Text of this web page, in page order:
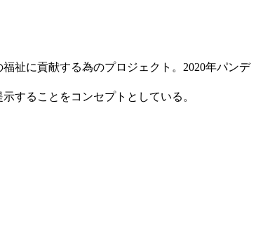
祉に貢献する為のプロジェクト。2020年パンデ
することをコンセプトとしている。